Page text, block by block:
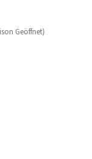
Geöffnet)